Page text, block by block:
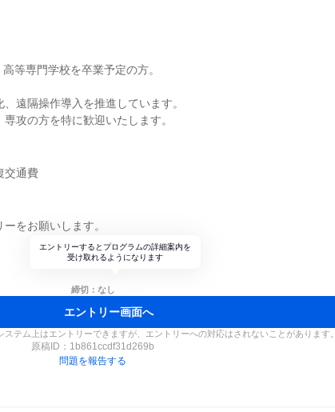
等専門学校を卒業予定の方。
遠隔操作導入を推進しています。
攻の方を特に歓迎いたします。
交通費
をお願いします。
エントリーするとプログラムの詳細案内を
受け取れるようになります
締切：なし
エントリー画面へ
テム上はエントリーできますが、エントリーへの対応はされないことがあります。
原稿ID： 1b861ccdf31d269b
問題を報告する